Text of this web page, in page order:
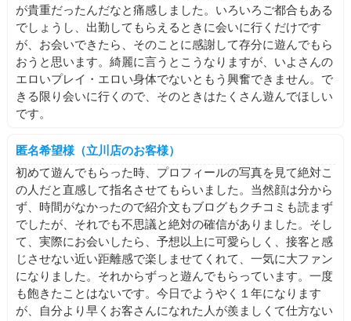
PS.
これはさっき撮った写真！
お母さんからお守りとして貰ったネックレス
超お気に入り🫶🏻🫶🏻🫶🏻
🔅いよ🔅
が貴重だったんだなと痛感しました。いろいろご都合もある
でしょうし、出勤してもらえるときに会いに行くだけです
が、お会いできたら、そのことに感謝して存分に遊んでもら
おうと思います。綺麗に言うとこうなりますが、いよさんの
エロいプレイ・エロい身体でないともう興奮できません。で
きる限り会いに行くので、そのときはたくさん遊んでほしい
です。
匿名希望様（立川店のお客様）
初めて遊んでもらった時、プロフィールの写真を見て絶対こ
の人だと直感して指名させてもらいました。当然顔は分から
ず、時間がなかったので紹介文もブログもクチコミも読まず
でしたが、それでも不思議と絶対の確信がありました。そし
て、実際にお会いしたら、予想以上に可愛らしく、接客と感
じさせない近い距離感で楽しませてくれて、一気に大ファン
になりました。それからずっと遊んでもらっています。一度
も飽きたことはないです。今日でようやく１年になります
が、自分より早くお客さんになれた人が羨ましくて仕方ない